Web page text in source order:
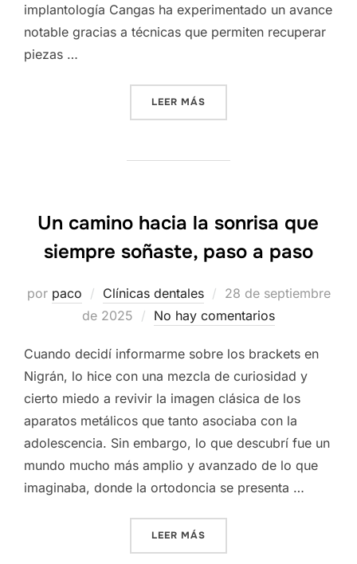
implantología Cangas ha experimentado un avance
notable gracias a técnicas que permiten recuperar
piezas …
LEER MÁS
Un camino hacia la sonrisa que
siempre soñaste, paso a paso
por paco Clínicas dentales
Publicado
el
28 de septiembre
de 2025
No hay comentarios
Cuando decidí informarme sobre los brackets en
Nigrán, lo hice con una mezcla de curiosidad y
cierto miedo a revivir la imagen clásica de los
aparatos metálicos que tanto asociaba con la
adolescencia. Sin embargo, lo que descubrí fue un
mundo mucho más amplio y avanzado de lo que
imaginaba, donde la ortodoncia se presenta …
LEER MÁS